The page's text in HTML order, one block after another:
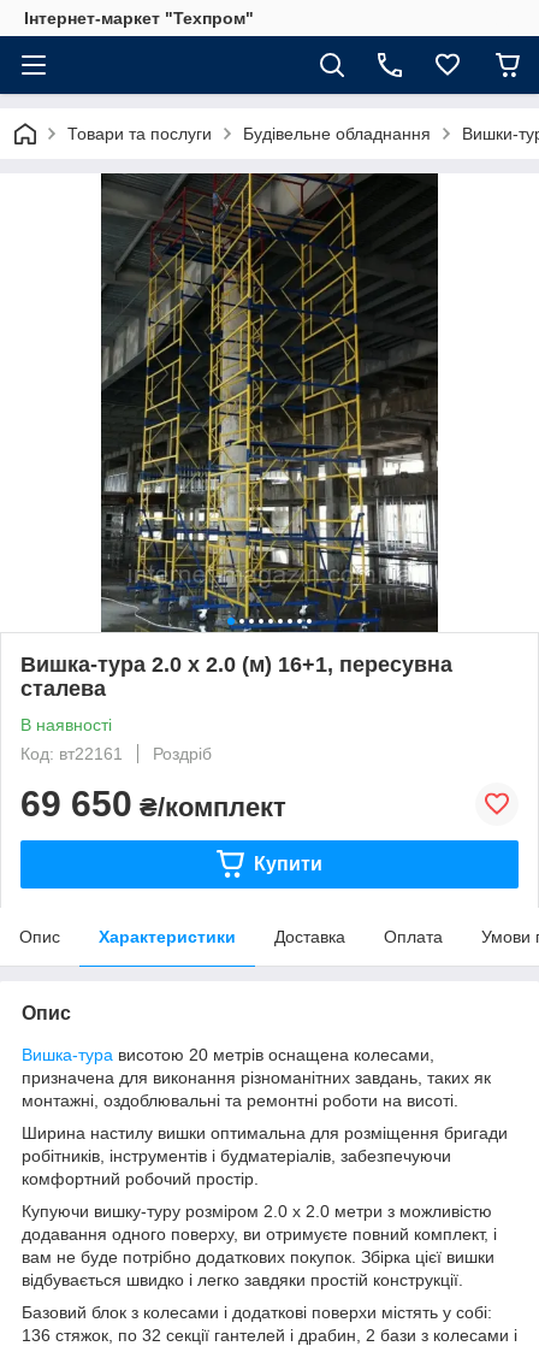
Інтернет-маркет "Техпром"
Товари та послуги Будівельне обладнання Вишки-
Вишка-тура 2.0 х 2.0 (м) 16+1, пересувна
сталева
В наявності
Код: вт22161
Роздріб
69 650 ₴/комплект
Купити
Опис Характеристики Доставка Оплата Умови
Опис
Вишка-тура висотою 20 метрів оснащена колесами,
призначена для виконання різноманітних завдань, таких як
монтажні, оздоблювальні та ремонтні роботи на висоті.
Ширина настилу вишки оптимальна для розміщення бригади
робітників, інструментів і будматеріалів, забезпечуючи
комфортний робочий простір.
Купуючи вишку-туру розміром 2.0 х 2.0 метри з можливістю
додавання одного поверху, ви отримуєте повний комплект, і
вам не буде потрібно додаткових покупок. Збірка цієї вишки
відбувається швидко і легко завдяки простій конструкції.
Базовий блок з колесами і додаткові поверхи містять у собі:
136 стяжок, по 32 секції гантелей і драбин, 2 бази з колесами і